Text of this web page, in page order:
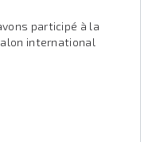
participé à la
international